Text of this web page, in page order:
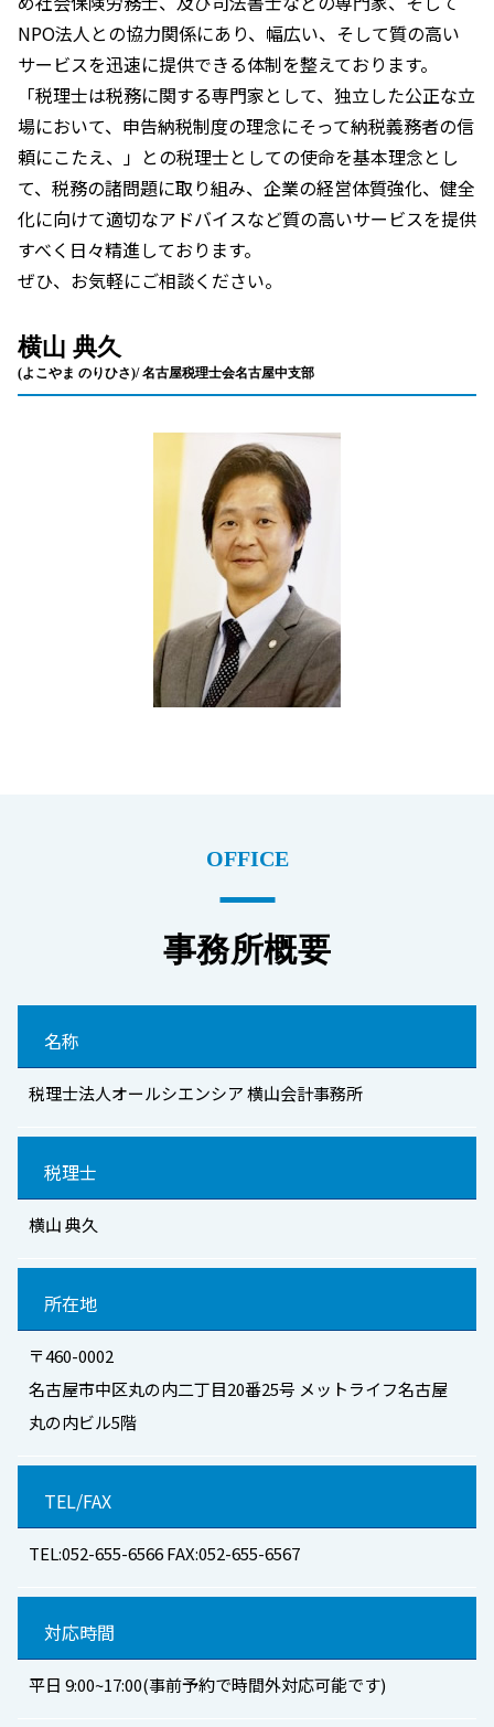
NPO法人との協力関係にあり、幅広い、そして質の高い
サービスを迅速に提供できる体制を整えております。
「税理士は税務に関する専門家として、独立した公正な立
場において、申告納税制度の理念にそって納税義務者の信
頼にこたえ、」との税理士としての使命を基本理念とし
て、税務の諸問題に取り組み、企業の経営体質強化、健全
化に向けて適切なアドバイスなど質の高いサービスを提供
すべく日々精進しております。
ぜひ、お気軽にご相談ください。
横山 典久
(よこやま のりひさ)/ 名古屋税理士会名古屋中支部
OFFICE
事務所概要
名称
税理士法人オールシエンシア 横山会計事務所
税理士
横山 典久
所在地
〒460-0002
名古屋市中区丸の内二丁目20番25号 メットライフ名古屋
丸の内ビル5階
TEL/FAX
TEL:052-655-6566 FAX:052-655-6567
対応時間
平日 9:00~17:00(事前予約で時間外対応可能です)